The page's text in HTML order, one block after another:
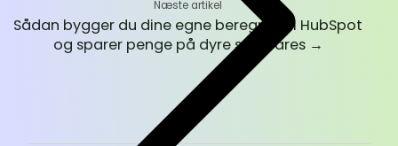
Næste artikel
Sådan bygger du dine egne beregnere i HubSpot
og sparer penge på dyre softwares →